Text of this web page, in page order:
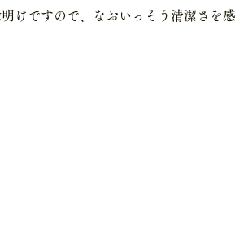
けですので、なおいっそう清潔さを